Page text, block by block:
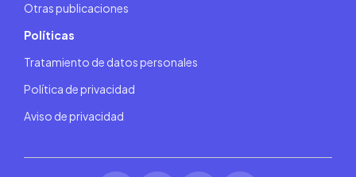
Otras publicaciones
Políticas
Tratamiento de datos personales
Política de privacidad
Aviso de privacidad